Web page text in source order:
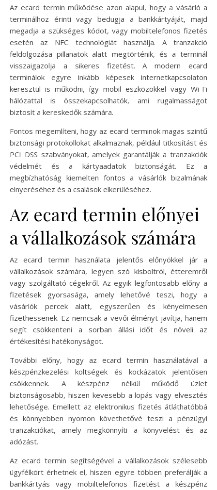
Az ecard termin működése azon alapul, hogy a vásárló a
terminálhoz érinti vagy bedugja a bankkártyáját, majd
megadja a szükséges kódot, vagy mobiltelefonos fizetés
esetén az NFC technológiát használja. A tranzakció
feldolgozása pillanatok alatt megtörténik, és a terminál
visszaigazolja a sikeres fizetést. A modern ecard
terminálok egyre inkább képesek internetkapcsolaton
keresztül is működni, így mobil eszközökkel vagy Wi-Fi
hálózattal is összekapcsolhatók, ami rugalmasságot
biztosít a kereskedők számára.
Fontos megemlíteni, hogy az ecard terminok magas szintű
biztonsági protokollokat alkalmaznak, például titkosítást és
PCI DSS szabványokat, amelyek garantálják a tranzakciók
védelmét és a kártyaadatok biztonságát. Ez a
megbízhatóság kiemelten fontos a vásárlók bizalmának
elnyeréséhez és a csalások elkerüléséhez.
Az ecard termin előnyei
a vállalkozások számára
Az ecard termin használata jelentős előnyökkel jár a
vállalkozások számára, legyen szó kisboltról, étteremről
vagy szolgáltató cégekről. Az egyik legfontosabb előny a
fizetések gyorsasága, amely lehetővé teszi, hogy a
vásárlók percek alatt, egyszerűen és kényelmesen
fizethessenek. Ez nemcsak a vevői élményt javítja, hanem
segít csökkenteni a sorban állási időt és növeli az
értékesítési hatékonyságot.
További előny, hogy az ecard termin használatával a
készpénzkezelési költségek és kockázatok jelentősen
csökkennek. A készpénz nélkül működő üzlet
biztonságosabb, hiszen kevesebb a lopás vagy elvesztés
lehetősége. Emellett az elektronikus fizetés átláthatóbbá
és könnyebben nyomon követhetővé teszi a pénzügyi
tranzakciókat, amely megkönnyíti a könyvelést és az
adózást.
Az ecard termin segítségével a vállalkozások szélesebb
ügyfélkört érhetnek el, hiszen egyre többen preferálják a
bankkártyás vagy mobiltelefonos fizetést a készpénz